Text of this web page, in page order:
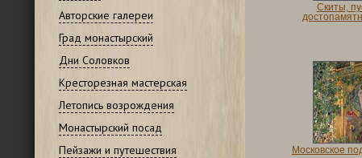
Авторские галереи
Град монастырский
Дни Соловков
Кресторезная мастерская
Летопись возрождения
Монастырский посад
Пейзажи и путешествия
Скиты,
Московское